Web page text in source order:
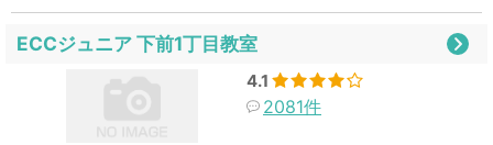
ECCジュニア 下前1丁目教室
4.1
2081件